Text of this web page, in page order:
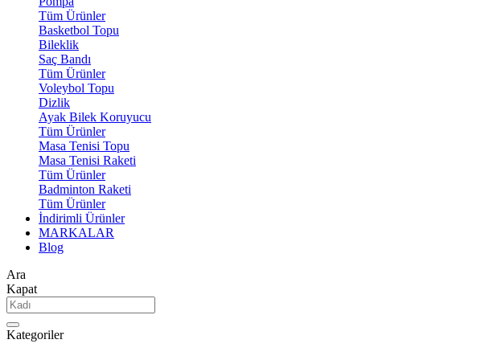
Tüm Ürünler
Basketbol Topu
Bileklik
Saç Bandı
Tüm Ürünler
Voleybol Topu
Dizlik
Ayak Bilek Koruyucu
Tüm Ürünler
Masa Tenisi Topu
Masa Tenisi Raketi
Tüm Ürünler
Badminton Raketi
Tüm Ürünler
İndirimli Ürünler
MARKALAR
Blog
Ara
Kapat
Kategoriler